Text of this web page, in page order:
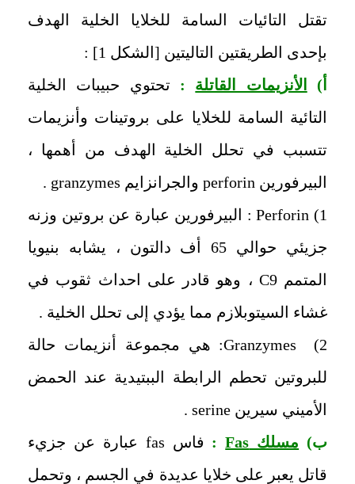
‏تقتل التائيات السامة للخلايا الخلية الهدف
بإحدى الطريقتين التاليتين [الشكل 1] :
‏أ)
الأنزيمات القاتلة : ‏تحتوي حبيبات الخلية
التائية السامة للخلايا على بروتينات وأنزيمات
تتسبب في تحلل ‏الخلية الهدف من أهمها ،
‏البيرفورين perforin والجرانزايم granzymes
.
Perforin: البيرفورين عبارة عن بروتين وزنه
جزيئي حوالي 65 ‏أف دالتون ، ‏يشابه بنيويا
المتممC9 ، ‏وهو قادر على احداث ثقوب في
غشاء السيتوبلازم مما يؤدي إلى تحلل الخلية .
2)
Granzymes: ‏هي مجموعة أنزيمات حالة
للبروتين تحطم الرابطة الببتيدية عند الحمض
الأميني سيرين serine
.
‏ب) مسلك Fas
: فاس fas عبارة عن جزيء
قاتل يعبر على خلايا عديدة في الجسم ، وتحمل